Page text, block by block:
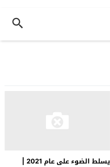
يسلط الضوء على عام 2021 |